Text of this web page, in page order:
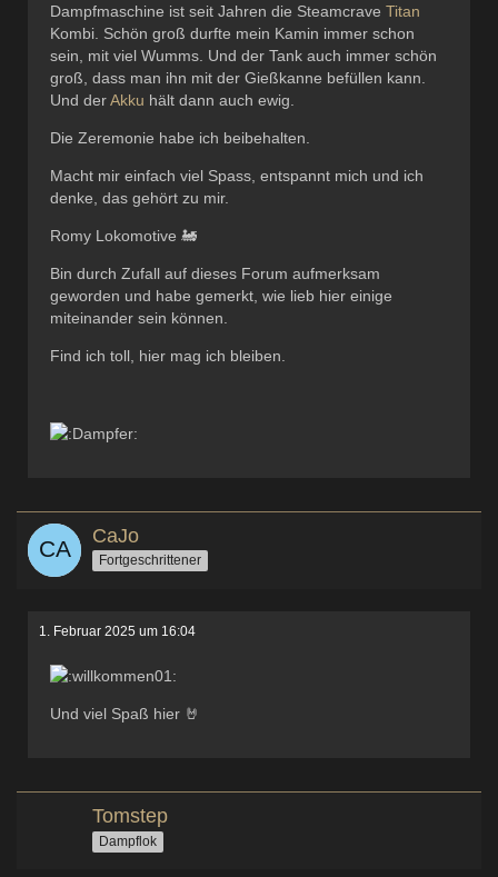
Dampfmaschine ist seit Jahren die Steamcrave Titan
Kombi. Schön groß durfte mein Kamin immer schon
sein, mit viel Wumms. Und der Tank auch immer schön
groß, dass man ihn mit der Gießkanne befüllen kann.
Und derAkku hält dann auch ewig.
Die Zeremonie habe ich beibehalten.
Macht mir einfach viel Spass, entspannt mich und ich
denke, das gehört zu mir.
Romy Lokomotive 🚂
Bin durch Zufall auf dieses Forum aufmerksam
geworden und habe gemerkt, wie lieb hier einige
miteinander sein können.
Find ich toll, hier mag ich bleiben.
CaJo
Fortgeschrittener
1. Februar 2025 um 16:04
Und viel Spaß hier 🤘
Tomstep
Dampflok